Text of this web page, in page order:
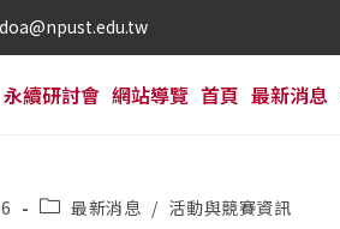
doa@npust.edu.tw
永續研討會 網站導覽 首頁 最新消息
最新消息 / 活動與競賽資訊